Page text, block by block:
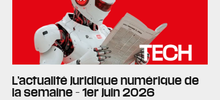
L’actualité juridique numérique de
la semaine – 1er juin 2026